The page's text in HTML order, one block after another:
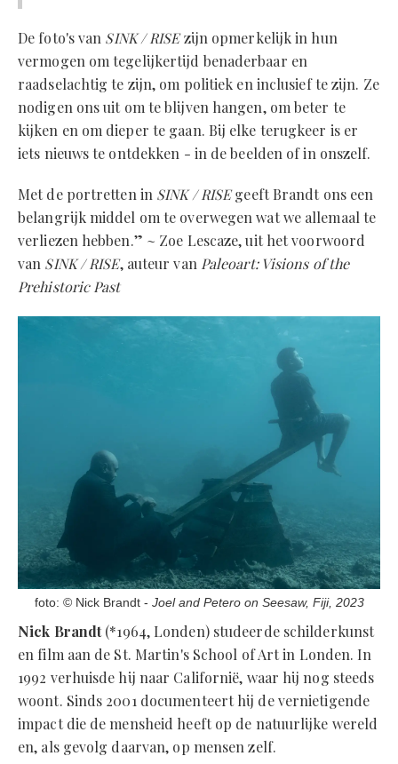
De foto's van SINK / RISEzijn opmerkelijk in hun
vermogen om tegelijkertijd benaderbaar en
raadselachtig te zijn, om politiek en inclusief te zijn. Ze
nodigen ons uit om te blijven hangen, om beter te
kijken en om dieper te gaan. Bij elke terugkeer is er
iets nieuws te ontdekken - in de beelden of in onszelf.
Met de portretten in SINK / RISEgeeft Brandt ons een
belangrijk middel om te overwegen wat we allemaal te
verliezen hebben.” ~ Zoe Lescaze, uit het voorwoord
van SINK / RISE, auteur van Paleoart: Visions of the
Prehistoric Past
foto: © Nick Brandt - Joel and Petero on Seesaw, Fiji, 2023
Nick Brandt(*1964, Londen) studeerde schilderkunst
en film aan de St. Martin's School of Art in Londen. In
1992 verhuisde hij naar Californië, waar hij nog steeds
woont. Sinds 2001 documenteert hij de vernietigende
impact die de mensheid heeft op de natuurlijke wereld
en, als gevolg daarvan, op mensen zelf.